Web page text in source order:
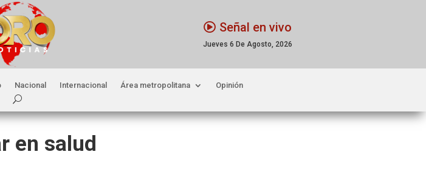
Señal en vivo
Jueves 6 De Agosto, 2026
Nacional Internacional Área metropolitana Opinión
en salud